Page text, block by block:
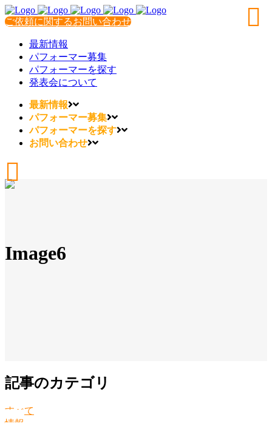
ご依頼に関するお問い合わせ
最新情報
パフォーマー募集
パフォーマーを探す
発表会について
最新情報
パフォーマー募集
パフォーマーを探す
お問い合わせ
Image6
記事のカテゴリ
すべて
情報